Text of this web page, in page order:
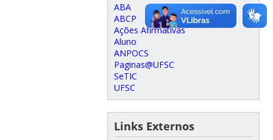
ABA
ABCP
Ações Afirmativas
Aluno
ANPOCS
Paginas@UFSC
SeTIC
UFSC
Links Externos